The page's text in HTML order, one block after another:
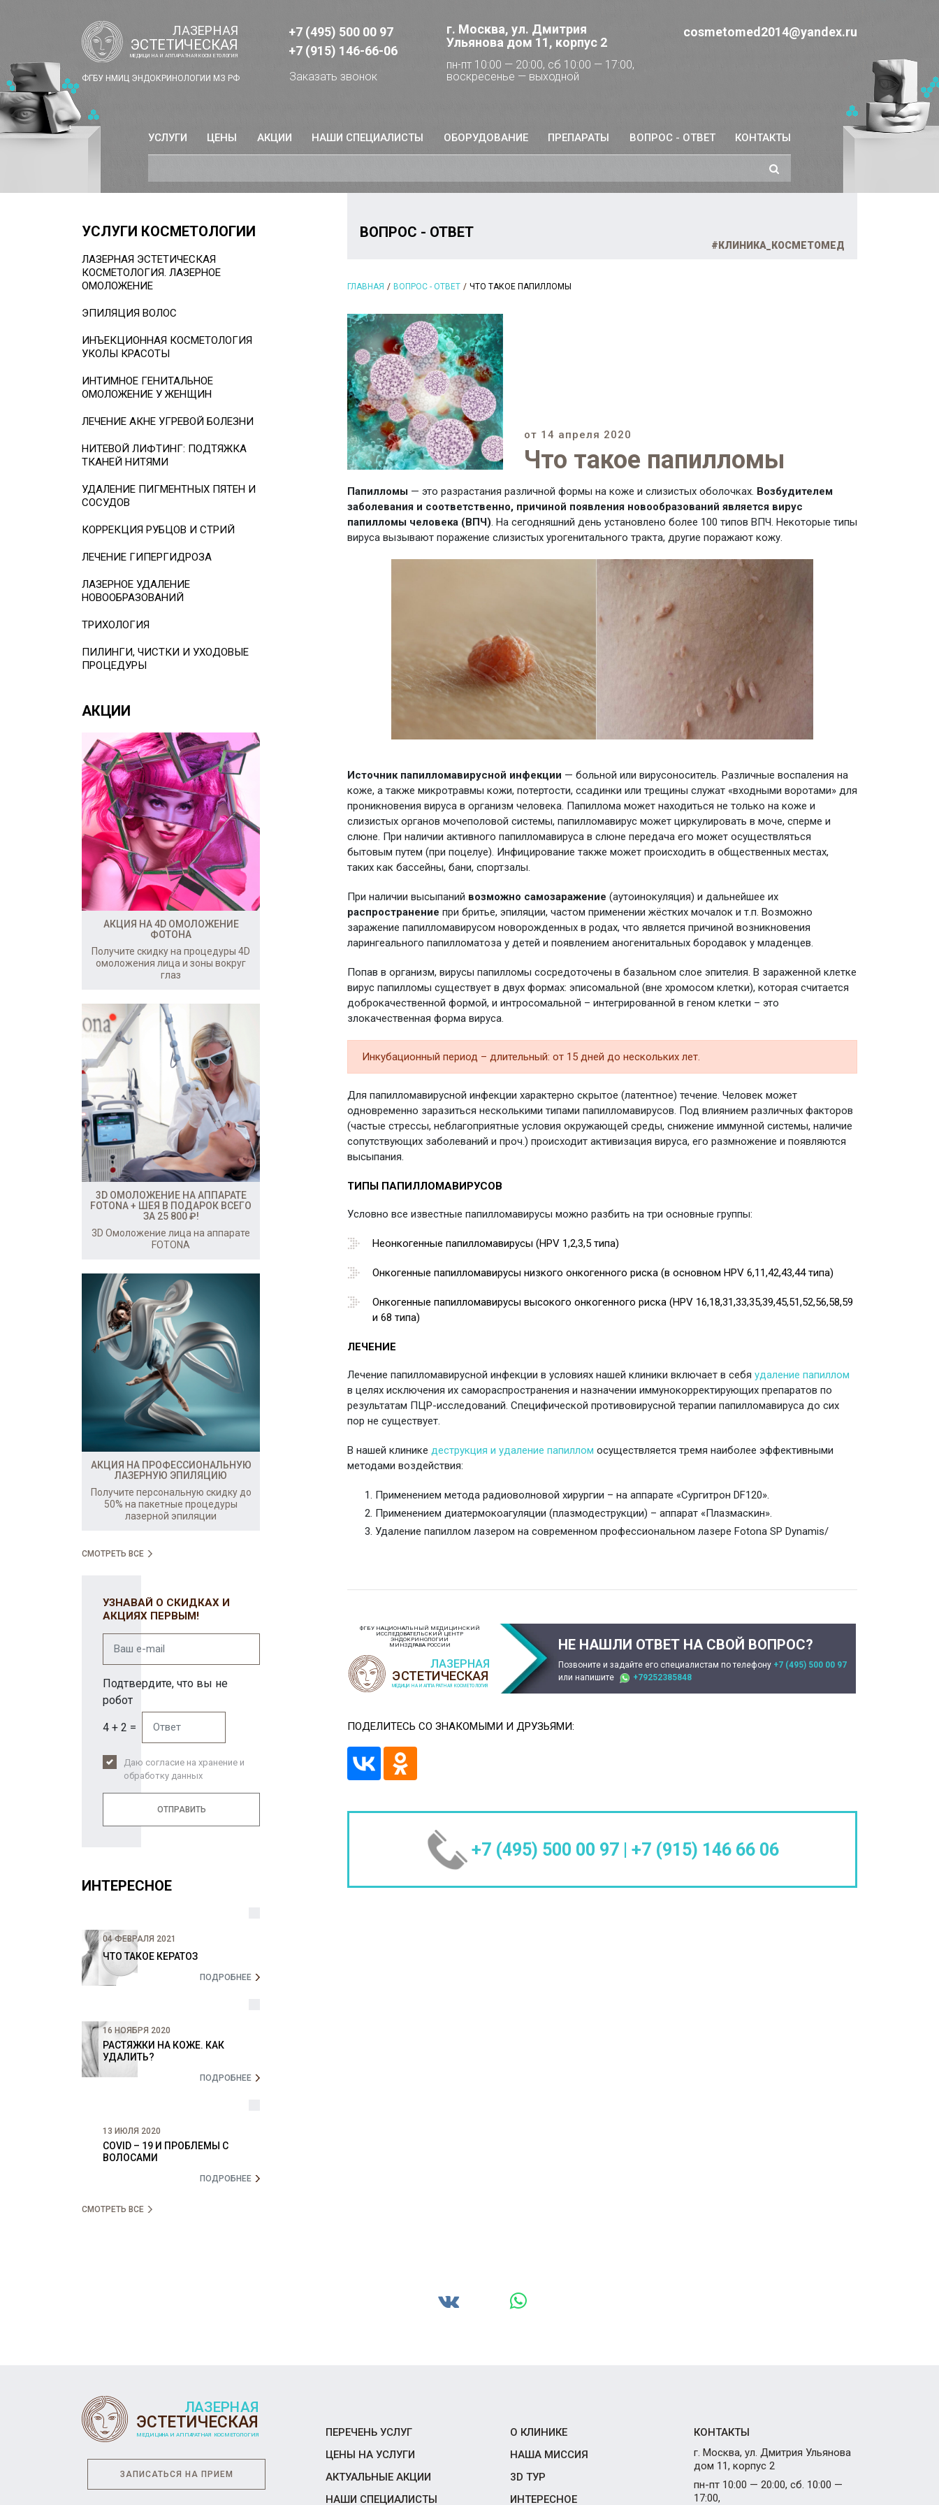
ФГБУ НМИЦ ЭНДОКРИНОЛОГИИ МЗ РФ
+7 (495) 500 00 97
+7 (915) 146-66-06
Заказать звонок
г. Москва, ул. Дмитрия
Ульянова дом 11, корпус 2
пн-пт 10:00 — 20:00, сб 10:00 — 17:00,
воскресенье — выходной
cosmetomed2014@yandex.ru
УСЛУГИ ЦЕНЫ АКЦИИ НАШИ СПЕЦИАЛИСТЫ ОБОРУДОВАНИЕ ПРЕПАРАТЫ ВОПРОС - ОТВЕТ КОНТАКТЫ
ВОПРОС - ОТВЕТ
#КЛИНИКА_КОСМЕТОМЕД
ГЛАВНАЯ ВОПРОС - ОТВЕТ ЧТО ТАКОЕ ПАПИЛЛОМЫ
от 14 апреля 2020
Что такое папилломы
Папилломы — это разрастания различной формы на коже и слизистых оболочках. Возбудителем
заболевания и соответственно, причиной появления новообразований является вирус
папилломы человека (ВПЧ). На сегодняшний день установлено более 100 типов ВПЧ. Некоторые типы
вируса вызывают поражение слизистых урогенитального тракта, другие поражают кожу.
Источник папилломавирусной инфекции — больной или вирусоноситель. Различные воспаления на
коже, а также микротравмы кожи, потертости, ссадинки или трещины служат «входными воротами» для
проникновения вируса в организм человека. Папиллома может находиться не только на коже и
слизистых органов мочеполовой системы, папилломавирус может циркулировать в моче, сперме и
слюне. При наличии активного папилломавируса в слюне передача его может осуществляться
бытовым путем (при поцелуе). Инфицирование также может происходить в общественных местах,
таких как бассейны, бани, спортзалы.
При наличии высыпаний возможно самозаражение (аутоинокуляция) и дальнейшее их
распространение при бритье, эпиляции, частом применении жёстких мочалок и т.п. Возможно
заражение папилломавирусом новорожденных в родах, что является причиной возникновения
ларингеального папилломатоза у детей и появлением аногенитальных бородавок у младенцев.
Попав в организм, вирусы папилломы сосредоточены в базальном слое эпителия. В зараженной клетке
вирус папилломы существует в двух формах: эписомальной (вне хромосом клетки), которая считается
доброкачественной формой, и интросомальной – интегрированной в геном клетки – это
злокачественная форма вируса.
Инкубационный период – длительный: от 15 дней до нескольких лет.
Для папилломавирусной инфекции характерно скрытое (латентное) течение. Человек может
одновременно заразиться несколькими типами папилломавирусов. Под влиянием различных факторов
(частые стрессы, неблагоприятные условия окружающей среды, снижение иммунной системы, наличие
сопутствующих заболеваний и проч.) происходит активизация вируса, его размножение и появляются
высыпания.
ТИПЫ ПАПИЛЛОМАВИРУСОВ
Условно все известные папилломавирусы можно разбить на три основные группы:
Неонкогенные папилломавирусы (HPV 1,2,3,5 типа)
Онкогенные папилломавирусы низкого онкогенного риска (в основном HPV 6,11,42,43,44 типа)
Онкогенные папилломавирусы высокого онкогенного риска (HPV 16,18,31,33,35,39,45,51,52,56,58,59
и 68 типа)
ЛЕЧЕНИЕ
Лечение папилломавирусной инфекции в условиях нашей клиники включает в себя удаление папиллом
в целях исключения их самораспространения и назначении иммунокорректирующих препаратов по
результатам ПЦР-исследований. Специфической противовирусной терапии папилломавируса до сих
пор не существует.
В нашей клинике деструкция и удаление папиллом осуществляется тремя наиболее эффективными
методами воздействия:
Применением метода радиоволновой хирургии – на аппарате «Сургитрон DF120».
Применением диатермокоагуляции (плазмодеструкции) – аппарат «Плазмаскин».
Удаление папиллом лазером на современном профессиональном лазере Fotona SP Dynamis/
ФГБУ НАЦИОНАЛЬНЫЙ МЕДИЦИНСКИЙ
ИССЛЕДОВАТЕЛЬСКИЙ ЦЕНТР
ЭНДОКРИНОЛОГИИ
МИНЗДРАВА РОССИИ
НЕ НАШЛИ ОТВЕТ НА СВОЙ ВОПРОС?
Позвоните и задайте его специалистам по телефону +7 (495) 500 00 97
или напишите
+79252385848
ПОДЕЛИТЕСЬ СО ЗНАКОМЫМИ И ДРУЗЬЯМИ:
+7 (495) 500 00 97 +7 (915) 146 66 06
УСЛУГИ КОСМЕТОЛОГИИ
ЛАЗЕРНАЯ ЭСТЕТИЧЕСКАЯ
КОСМЕТОЛОГИЯ. ЛАЗЕРНОЕ
ОМОЛОЖЕНИЕ
ЭПИЛЯЦИЯ ВОЛОС
ИНЪЕКЦИОННАЯ КОСМЕТОЛОГИЯ
УКОЛЫ КРАСОТЫ
ИНТИМНОЕ ГЕНИТАЛЬНОЕ
ОМОЛОЖЕНИЕ У ЖЕНЩИН
ЛЕЧЕНИЕ АКНЕ УГРЕВОЙ БОЛЕЗНИ
НИТЕВОЙ ЛИФТИНГ: ПОДТЯЖКА
ТКАНЕЙ НИТЯМИ
УДАЛЕНИЕ ПИГМЕНТНЫХ ПЯТЕН И
СОСУДОВ
КОРРЕКЦИЯ РУБЦОВ И СТРИЙ
ЛЕЧЕНИЕ ГИПЕРГИДРОЗА
ЛАЗЕРНОЕ УДАЛЕНИЕ
НОВООБРАЗОВАНИЙ
ТРИХОЛОГИЯ
ПИЛИНГИ, ЧИСТКИ И УХОДОВЫЕ
ПРОЦЕДУРЫ
АКЦИИ
АКЦИЯ НА 4D ОМОЛОЖЕНИЕ
ФОТОНА
Получите скидку на процедуры 4D
омоложения лица и зоны вокруг
глаз
3D ОМОЛОЖЕНИЕ НА АППАРАТЕ
FOTONA + ШЕЯ В ПОДАРОК ВСЕГО
ЗА 25 800 ₽!
3D Омоложение лица на аппарате
FOTONA
АКЦИЯ НА ПРОФЕССИОНАЛЬНУЮ
ЛАЗЕРНУЮ ЭПИЛЯЦИЮ
Получите персональную скидку до
50% на пакетные процедуры
лазерной эпиляции
СМОТРЕТЬ ВСЕ
УЗНАВАЙ О СКИДКАХ И
АКЦИЯХ ПЕРВЫМ!
Подтвердите, что вы не
робот
4 + 2 =
Даю согласие на хранение и
обработку данных
ОТПРАВИТЬ
ИНТЕРЕСНОЕ
04 ФЕВРАЛЯ 2021
ЧТО ТАКОЕ КЕРАТОЗ
ПОДРОБНЕЕ
16 НОЯБРЯ 2020
РАСТЯЖКИ НА КОЖЕ. КАК
УДАЛИТЬ?
ПОДРОБНЕЕ
13 ИЮЛЯ 2020
COVID – 19 И ПРОБЛЕМЫ С
ВОЛОСАМИ
ПОДРОБНЕЕ
СМОТРЕТЬ ВСЕ
ЗАПИСАТЬСЯ НА ПРИЕМ
ПЕРЕЧЕНЬ УСЛУГ
ЦЕНЫ НА УСЛУГИ
АКТУАЛЬНЫЕ АКЦИИ
НАШИ СПЕЦИАЛИСТЫ
О КЛИНИКЕ
НАША МИССИЯ
3D ТУР
ИНТЕРЕСНОЕ
КОНТАКТЫ
г. Москва, ул. Дмитрия Ульянова
дом 11, корпус 2
пн-пт 10:00 — 20:00, сб. 10:00 —
17:00,